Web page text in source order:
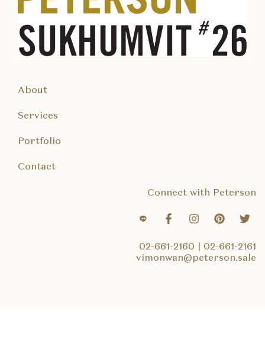
About
Services
Portfolio
Contact
Connect with Peterson
02-661-2160
02-661-2161
vimonwan@peterson.sale